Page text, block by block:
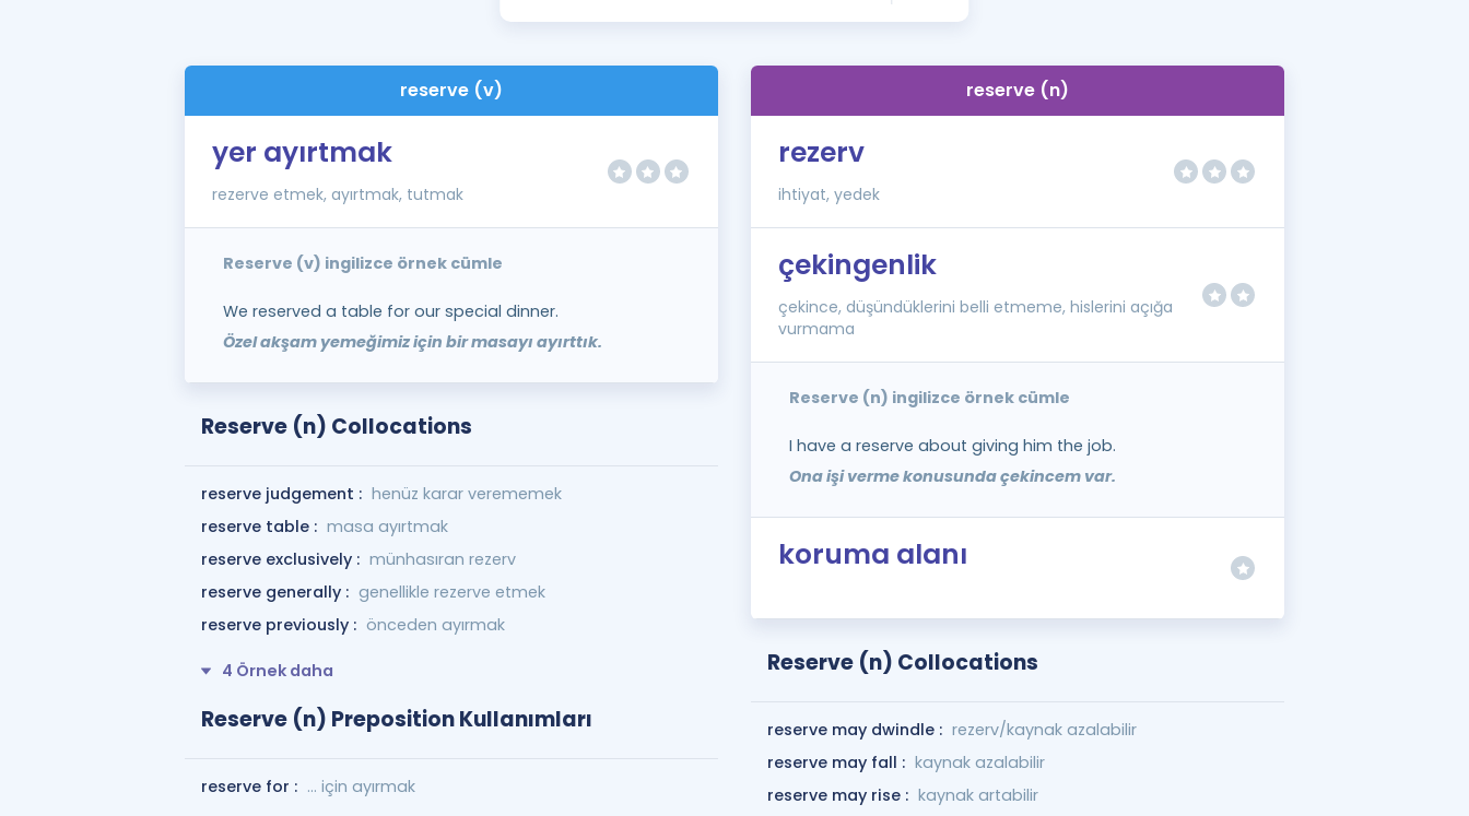
İngilizce Gramer
reserve (v)
yer ayırtmak
rezerve etmek, ayırtmak, tutmak
Reserve (v) ingilizce örnek cümle
We reserved a table for our special dinner.
Özel akşam yemeğimiz için bir masayı ayırttık.
Reserve (n) Collocations
reserve judgement : henüz karar verememek
reserve table : masa ayırtmak
reserve exclusively : münhasıran rezerv
reserve generally : genellikle rezerve etmek
reserve previously : önceden ayırmak
4 Örnek daha
Reserve (n) Preposition Kullanımları
reserve for : ... için ayırmak
reserve (n)
rezerv
ihtiyat, yedek
çekingenlik
çekince, düşündüklerini belli etmeme, hislerini açığa
vurmama
Reserve (n) ingilizce örnek cümle
I have a reserve about giving him the job.
Ona işi verme konusunda çekincem var.
koruma alanı
Reserve (n) Collocations
reserve may dwindle : rezerv/kaynak azalabilir
reserve may fall : kaynak azalabilir
reserve may rise : kaynak artabilir